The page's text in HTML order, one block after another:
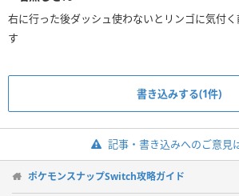
右に行った後ダッシュ使わないとリンゴに気付
す
書き込みする(1件)
記事・書き込みへのご意見
ポケモンスナップSwitch攻略ガイド